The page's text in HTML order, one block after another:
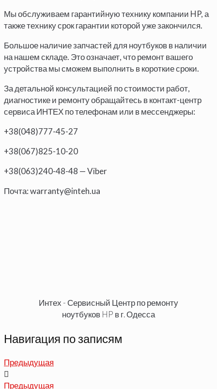
Мы обслуживаем гарантийную технику компании HP, а
также технику срок гарантии которой уже закончился.
Большое наличие запчастей для ноутбуков в наличии
на нашем складе. Это означает, что ремонт вашего
устройства мы сможем выполнить в короткие сроки.
За детальной консультацией по стоимости работ,
диагностике и ремонту обращайтесь в контакт-центр
сервиса ИНТЕХ по телефонам или в мессенджеры:
+38(048)777-45-27
+38(067)825-10-20
+38(063)240-48-48 — Viber
Почта:warranty@inteh.ua
Интех - Сервисный Центр по ремонту
ноутбуков HP в г. Одесса
Навигация по записям
Предыдущая
Предыдущая